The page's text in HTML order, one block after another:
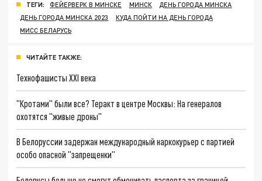
ТЕГИ: ФЕЙЕРВЕРК В МИНСКЕ МИНСК
ДЕНЬ ГОРОДА МИНСКА
ДЕНЬ ГОРОДА МИНСКА 2023
КУДА ПОЙТИ НА ДЕНЬ ГОРОДА
МИСС БЕЛАРУСЬ
ЧИТАЙТЕ ТАКЖЕ:
Технофашисты XXI века
"Кротами" были все? Теракт в центре Москвы: На генералов
охотятся "живые дроны"
В Белоруссии задержан международный наркокурьер с партией
особо опасной "запрещенки"